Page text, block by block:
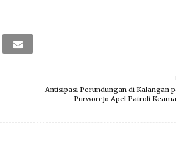
Antisipasi Perundungan di Kalangan
Purworejo Apel Patroli